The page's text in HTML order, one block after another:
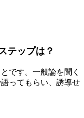
テップは？
です。一般論を聞く
ってもらい、誘導せ